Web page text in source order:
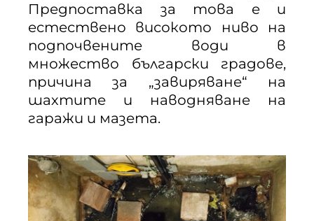
Предпоставка за това е и
естествено високото ниво на
подпочвените води в
множество български градове,
причина за „завиряване“ на
шахтите и наводняване на
гаражи и мазета.